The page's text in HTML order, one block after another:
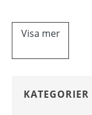
Visa mer
KATEGORIER